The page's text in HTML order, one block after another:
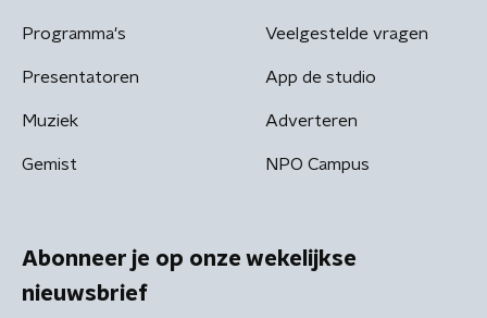
Programma's
Presentatoren
Muziek
Gemist
Veelgestelde vragen
App de studio
Adverteren
NPO Campus
Abonneer je op onze wekelijkse
nieuwsbrief